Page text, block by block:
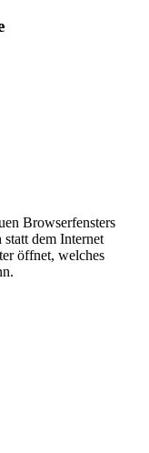
Browserfensters
statt dem Internet
öffnet, welches